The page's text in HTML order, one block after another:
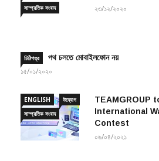
সাম্প্রতিক সংবাদ
২৩/১২/২০২০
চিঠিপত্র পথ চলতে মোবাইলফোন নয়
১৫/০১/২০২০
ENGLISH
উদ্যোগ
সাম্প্রতিক সংবাদ
TEAMGROUP
International
Contest
০৬/০৪/২০২১